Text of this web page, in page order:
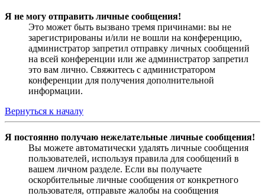
Я не могу отправить личные сообщения!
Это может быть вызвано тремя причинами: вы не
зарегистрированы и/или не вошли на конференцию,
администратор запретил отправку личных сообщений
на всей конференции или же администратор запретил
это вам лично. Свяжитесь с администратором
конференции для получения дополнительной
информации.
Вернуться к началу
Я постоянно получаю нежелательные личные сообщения!
Вы можете автоматически удалять личные сообщения
пользователей, используя правила для сообщений в
вашем личном разделе. Если вы получаете
оскорбительные личные сообщения от конкретного
пользователя, отправьте жалобы на сообщения